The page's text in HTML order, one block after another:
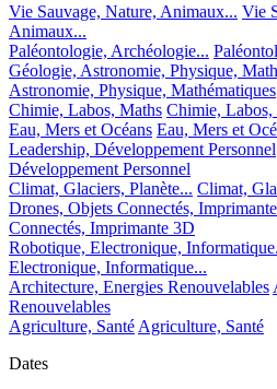
Vie Sauvage, Nature, Animaux... Vie
Animaux...
Paléontologie, Archéologie...
Géologie, Astronomie, Physique,
Astronomie, Physique, Mathématiques
Chimie, Labos, Maths Chimie, Labos,
Eau, Mers et Océans Eau, Mers et
Leadership, Développement Personnel
Développement Personnel
Climat, Glaciers, Planète... Climat,
Drones, Objets Connectés,
Connectés, Imprimante 3D
Robotique, Electronique,
Electronique, Informatique...
Architecture, Energies Renouvelables
Renouvelables
Agriculture, Santé Agriculture, Santé
Dates